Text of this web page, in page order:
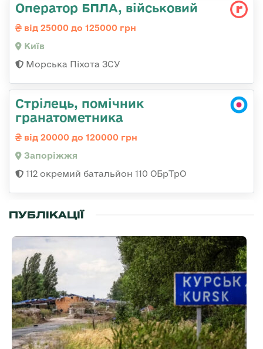
Оператор БПЛА, військовий
від 25000 до 125000 грн
Київ
Морська Піхота ЗСУ
Стрілець, помічник
гранатометника
від 20000 до 120000 грн
Запоріжжя
112 окремий батальйон 110 ОБрТрО
ПУБЛІКАЦІЇ